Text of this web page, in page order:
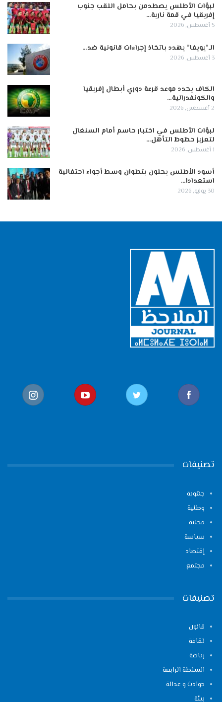
لبؤات الأطلس يصطدمن بحامل اللقب جنوب
إفريقيا في قمة نارية…
5 أغسطس, 2026
الـ”يويفا” يهدد باتخاذ إجراءات قانونية ضد…
3 أغسطس, 2026
الكاف يحدد موعد قرعة دوري أبطال إفريقيا
والكونفدرالية…
2 أغسطس, 2026
لبؤات الأطلس في اختبار حاسم أمام السنغال
لتعزيز حظوظ التأهل…
1 أغسطس, 2026
أسود الأطلس يحلون بتطوان وسط أجواء احتفالية
استعدادا…
30 يوليو, 2026
تصنيفات
جهوية
وطنية
محلية
سياسة
إقتصاد
مجتمع
تصنيفات
قانون
ثقافة
رياضة
السلطة الرابعة
حوادث و عدالة
بيئة